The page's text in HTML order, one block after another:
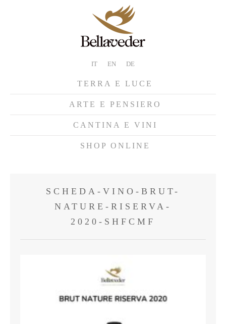
IT EN DE
TERRA E LUCE
ARTE E PENSIERO
CANTINA E VINI
SHOP ONLINE
SCHEDA-VINO-BRUT-
NATURE-RISERVA-
2020-SHFCMF